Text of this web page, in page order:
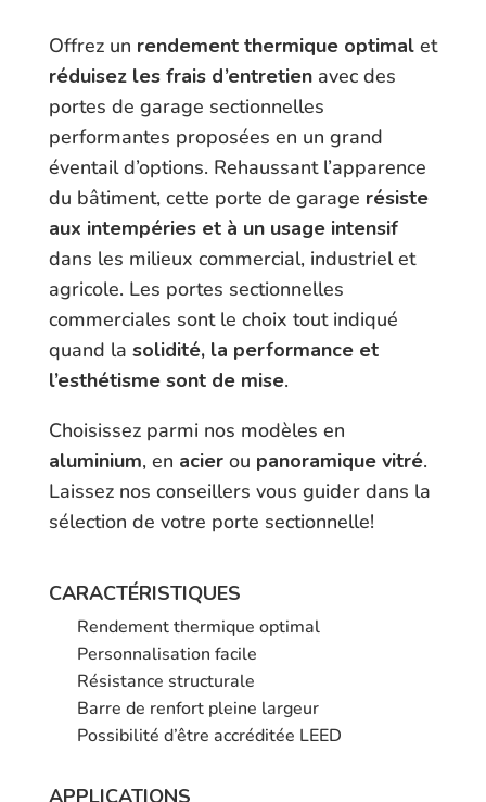
Offrez un rendement thermique optimalet
réduisez les frais d’entretienavec des
portes de garage sectionnelles
performantes proposées en un grand
éventail d’options. Rehaussant l’apparence
du bâtiment, cette porte de garage résiste
aux intempéries et à un usage intensif
dans les milieux commercial, industriel et
agricole. Les portes sectionnelles
commerciales sont le choix tout indiqué
quand la solidité, la performance et
l’esthétisme sont de mise.
Choisissez parmi nos modèles en
aluminium, en acierou panoramique vitré.
Laissez nos conseillers vous guider dans la
sélection de votre porte sectionnelle!
CARACTÉRISTIQUES
Rendement thermique optimal
Personnalisation facile
Résistance structurale
Barre de renfort pleine largeur
Possibilité d’être accréditée LEED
APPLICATIONS